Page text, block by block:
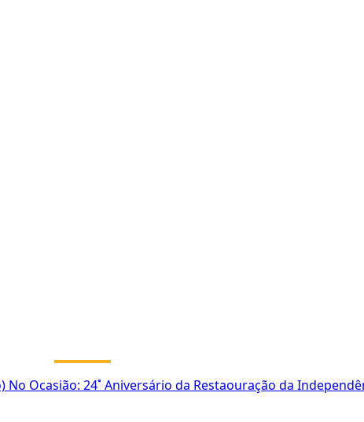
Ocasião: 24˚ Aniversário da Restaouração da